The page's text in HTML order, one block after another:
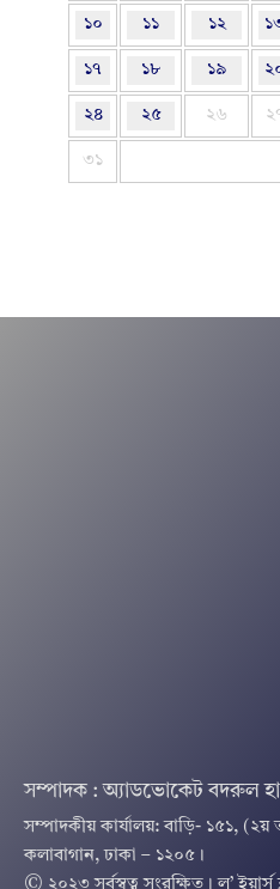
১০ ১১ ১২
১৭ ১৮ ১৯
২৪ ২৫ ২৬
৩১
সম্পাদক : অ্যাডভোকেট বদরুল
সম্পাদকীয় কার্যালয়: বাড়ি- ১৫১, (২য়
কলাবাগান, ঢাকা – ১২০৫।
© ২০২৩ সর্বস্বত্ব সংরক্ষিত । ল’